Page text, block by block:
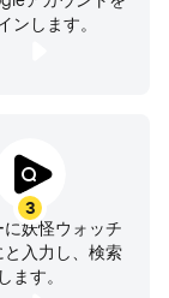
ンします。
3
妖怪ウォッチ
入力し、検索
します。